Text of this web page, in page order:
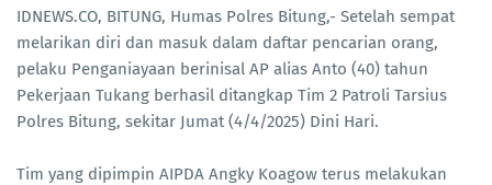
IDNEWS.CO, BITUNG, Humas Polres Bitung,- Setelah sempat
melarikan diri dan masuk dalam daftar pencarian orang,
pelaku Penganiayaan berinisal AP alias Anto (40) tahun
Pekerjaan Tukang berhasil ditangkap Tim 2 Patroli Tarsius
Polres Bitung, sekitar Jumat (4/4/2025) Dini Hari.
Tim yang dipimpin AIPDA Angky Koagow terus melakukan